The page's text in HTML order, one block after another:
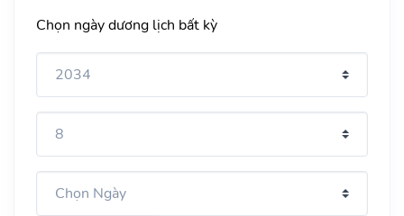
Chọn ngày dương lịch bất kỳ